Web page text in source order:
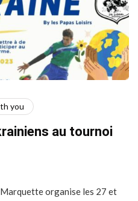
you
au tournoi
Marquette organise les 27 et